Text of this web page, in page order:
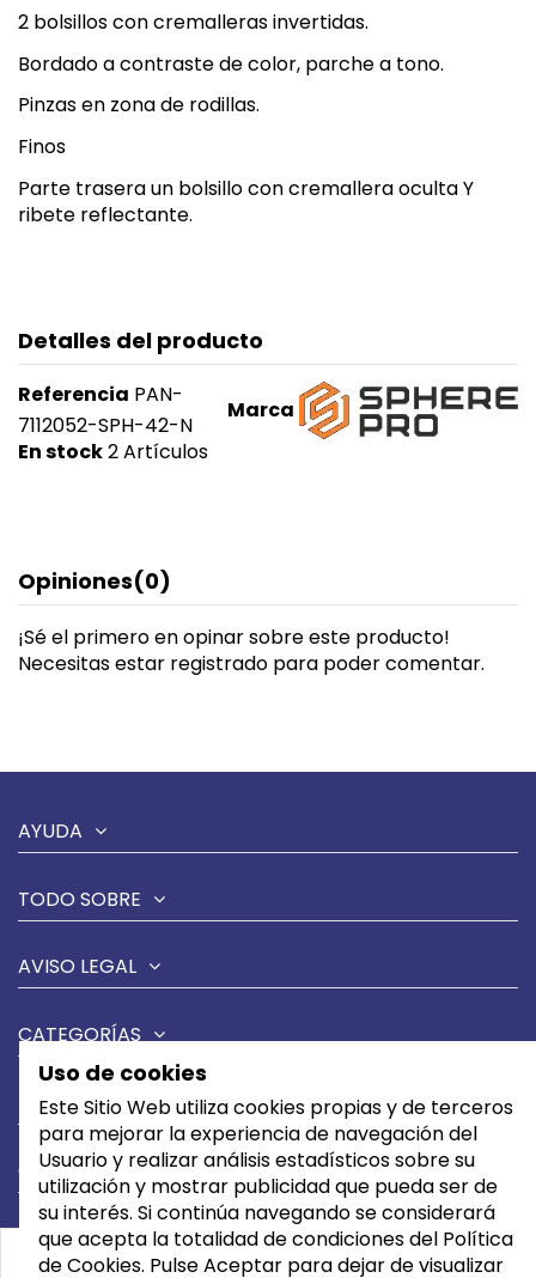
2 bolsillos con cremalleras invertidas.
Bordado a contraste de color, parche a tono.
Pinzas en zona de rodillas.
Finos
Parte trasera un bolsillo con cremallera oculta Y
ribete reflectante.
Detalles del producto
Marca
Referencia PAN-
7112052-SPH-42-N
En stock2 Artículos
Opiniones(0)
¡Sé el primero en opinar sobre este producto!
Necesitas estar registrado para poder comentar.
AYUDA
TODO SOBRE
AVISO LEGAL
CATEGORÍAS
MARCAS
CONTÁCTANOS
Uso de cookies
Este Sitio Web utiliza cookies propias y de terceros
para mejorar la experiencia de navegación del
Usuario y realizar análisis estadísticos sobre su
utilización y mostrar publicidad que pueda ser de
su interés. Si continúa navegando se considerará
que acepta la totalidad de condiciones del Política
de Cookies. Pulse Aceptar para dejar de visualizar